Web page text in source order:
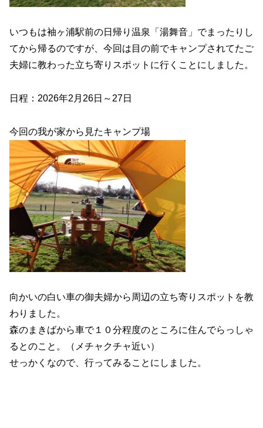
いつもは袖ヶ浦駅前の日帰り温泉「湯舞音」でまったりし
てから帰るのですが、今回は目の前でキャンプされてたご
夫婦に教わった立ち寄りスポットに行くことにしました。
日程：2026年2月26日～27日
今回の我が家から見たキャンプ場
向かいの白い車の御夫婦から周辺の立ち寄りスポットを教
わりました。
森のまきばから車で１０分程度のところに住んでらっしゃ
るとのこと。（メチャクチャ近い）
せっかくなので、行ってみることにしました。